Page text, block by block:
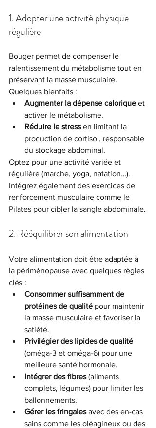
1. Adopter une activité physique
régulière
Bouger permet de compenser le
ralentissement du métabolisme tout en
préservant la masse musculaire.
Quelques bienfaits :
Augmenter la dépense calorique et
activer le métabolisme.
Réduire le stress en limitant la
production de cortisol, responsable
du stockage abdominal.
Optez pour une activité variée et
régulière (marche, yoga, natation…).
Intégrez également des exercices de
renforcement musculaire comme le
Pilates pour cibler la sangle abdominale.
2. Rééquilibrer son alimentation
Votre alimentation doit être adaptée à
la périménopause avec quelques règles
clés :
Consommer suffisamment de
protéines de qualité pour maintenir
la masse musculaire et favoriser la
satiété.
Privilégier des lipides de qualité
(oméga-3 et oméga-6) pour une
meilleure santé hormonale.
Intégrer des fibres (aliments
complets, légumes) pour limiter les
ballonnements.
Gérer les fringales avec des en-cas
sains comme les oléagineux ou des